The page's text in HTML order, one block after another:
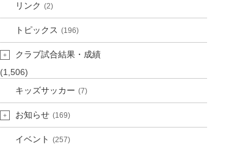
リンク (2)
トピックス (196)
クラブ試合結果・成績
(1,506)
キッズサッカー (7)
お知らせ (169)
イベント (257)